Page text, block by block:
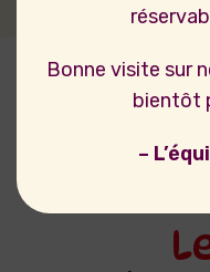
Bonne visite sur
bientôt
–